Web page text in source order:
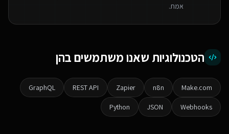
אמת.
הטכנולוגיות שאנו משתמשים בהן
Make.com
n8n
Zapier
REST API
GraphQL
Webhooks
JSON
Python